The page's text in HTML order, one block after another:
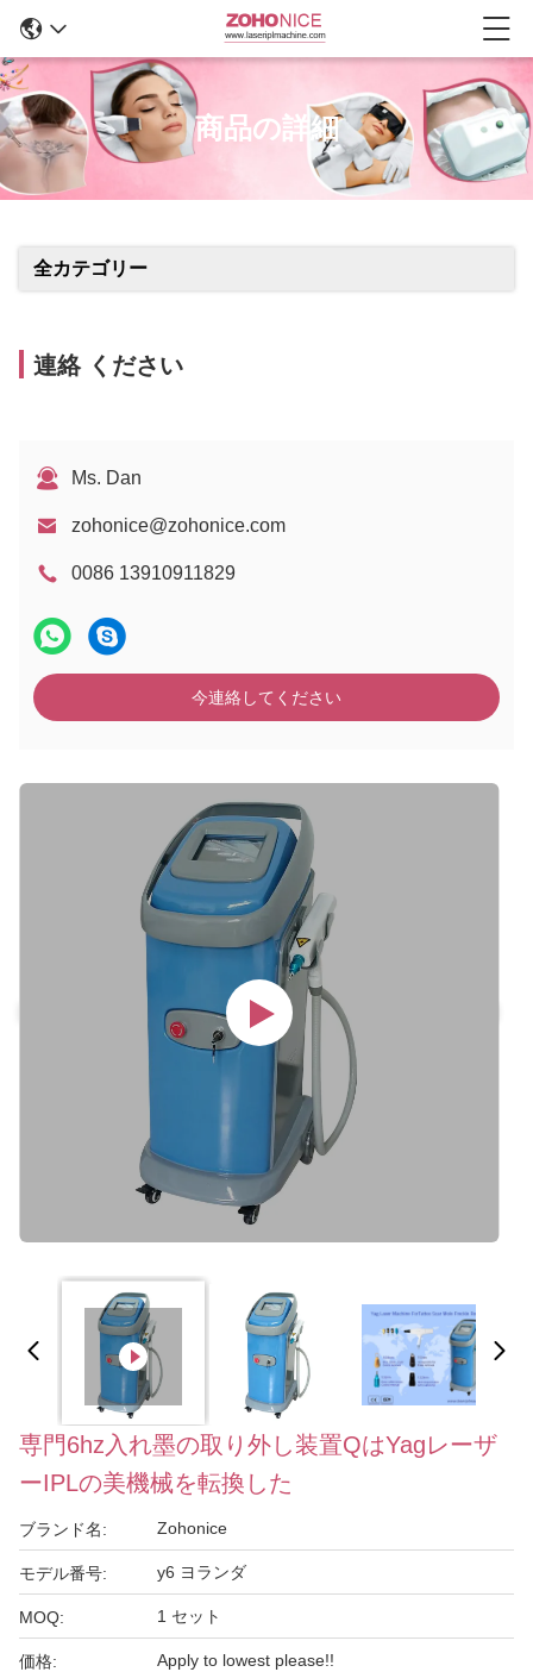
商品の詳細
全カテゴリー
連絡 ください
Ms. Dan
zohonice@zohonice.com
0086 13910911829
今連絡してください
専門6hz入れ墨の取り外し装置QはYagレーザ
ーIPLの美機械を転換した
ブランド名: Zohonice
モデル番号: y6 ヨランダ
MOQ: 1 セット
価格: Apply to lowest please!!